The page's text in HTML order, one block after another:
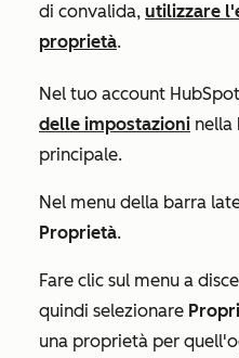
di convalida, utilizzare
proprietà.
Nel tuo account
delle impostazioni nella
principale.
Nel menu della barra
Proprietà.
Fare clic sul menu a
quindi selezionare
una proprietà per